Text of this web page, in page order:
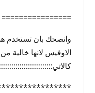
================
وانصحك بان تستخدم
الاوفيس لانها خالية